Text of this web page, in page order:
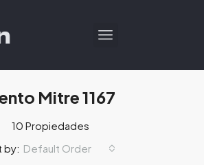
Mitre 1167
10 Propiedades
by: Default Order